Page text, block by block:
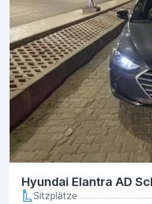
Hyundai Elantra AD
Sitzplätze